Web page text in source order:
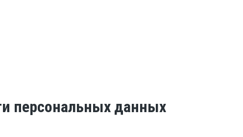
персональных данных